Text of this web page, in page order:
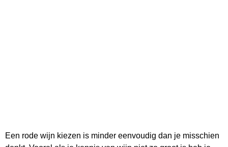
Een rode wijn kiezen is minder eenvoudig dan je misschien